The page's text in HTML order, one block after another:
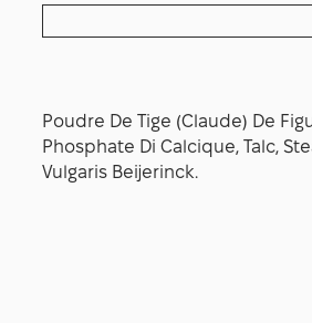
Під час використання бажано
Poudre De Tige (Claude) De
Phosphate Di Calcique, Talc,
Vulgaris Beijerinck.